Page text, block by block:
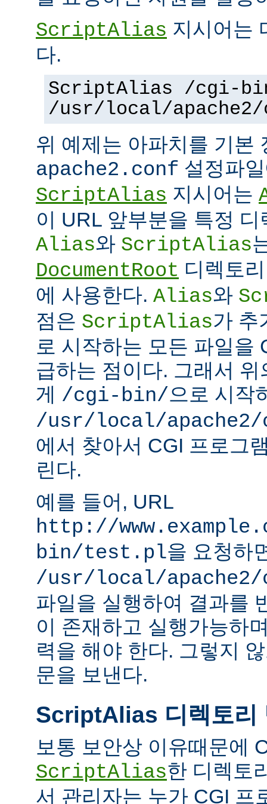
ScriptAlias 지시어는
다.
ScriptAlias /cgi-
/usr/local/
위 예제는 아파치를 기본
apache2.conf 설정파
ScriptAlias 지시어는
이 URL 앞부분을 특정
Alias와 ScriptAlias
DocumentRoot 디렉토
에 사용한다. Alias와
점은 ScriptAlias가 추
로 시작하는 모든 파일을
급하는 점이다. 그래서
게 /cgi-bin/으로 시작
/usr/local/
에서 찾아서 CGI 프로그
린다.
예를 들어, URL
http://
bin/test.pl을 요청하
/usr/local/
파일을 실행하여 결과를
이 존재하고 실행가능하
력을 해야 한다. 그렇지
문을 보낸다.
ScriptAlias 디렉토리
보통 보안상 이유때문에
ScriptAlias한 디렉토
서 관리자는 누가 CGI 프